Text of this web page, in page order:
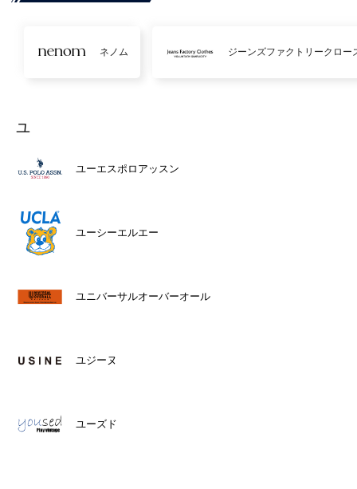
ネノム ジーンズファクトリークロー
ユ
ユーエスポロアッスン
ユーシーエルエー
ユニバーサルオーバーオール
ユジーヌ
ユーズド